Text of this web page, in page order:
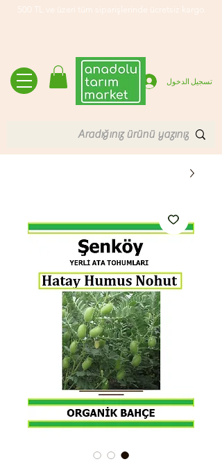
500 TL ve üzeri tüm siparişlerinde ücretsiz kargo
تسجيل الدخول